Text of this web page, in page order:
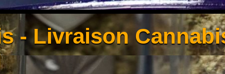
- Livraison